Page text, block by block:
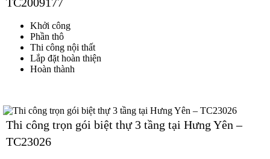
Khởi công
Phần thô
Thi công nội thất
Lắp đặt hoàn thiện
Hoàn thành
Thi công trọn gói biệt thự 3 tầng tại Hưng Yên –
TC23026